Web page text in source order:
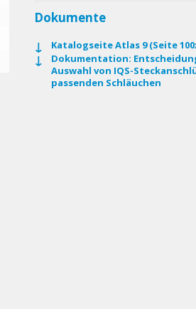
Dokumente
Katalogseite Atlas 9 (Seite
Dokumentation:
Auswahl von IQS-
passenden Schläuchen